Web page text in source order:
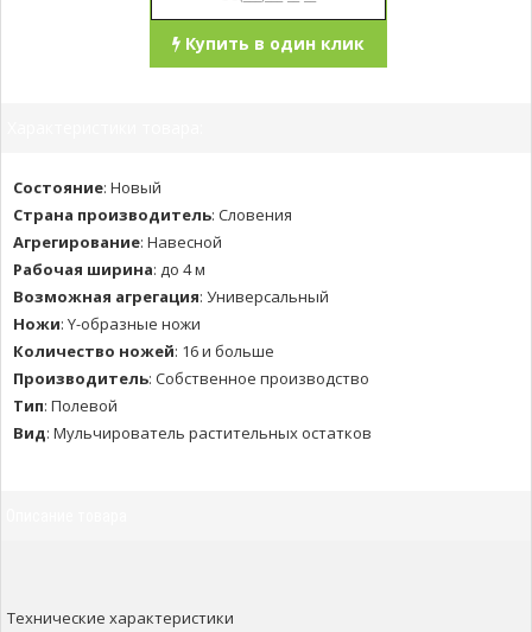
Купить в один клик
Состояние: Новый
Страна производитель: Словения
Агрегирование: Навесной
Рабочая ширина: до 4 м
Возможная агрегация: Универсальный
Ножи: Y-образные ножи
Количество ножей: 16 и больше
Производитель: Собственное производство
Тип: Полевой
Вид: Мульчирователь растительных остатков
Технические характеристики